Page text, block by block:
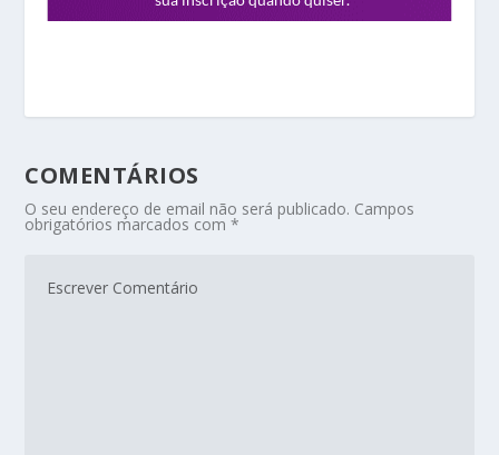
COMENTÁRIOS
O seu endereço de email não será publicado. Campos
obrigatórios marcados com*